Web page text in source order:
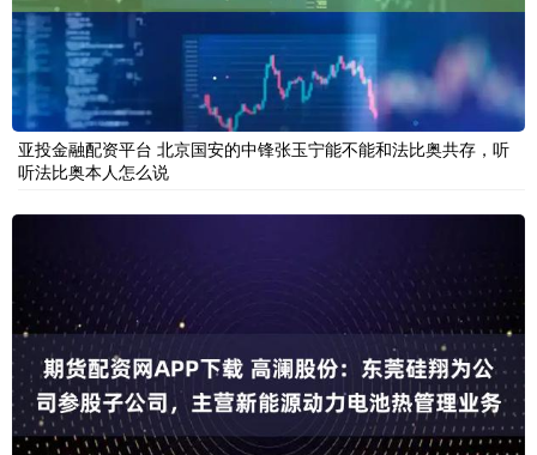
亚投金融配资平台 北京国安的中锋张玉宁能不能和法比奥共存，听
听法比奥本人怎么说